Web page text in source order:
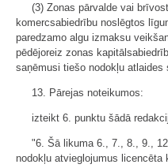
(3) Zonas pārvalde vai
komercsabiedrību noslēgtos
paredzamo algu izmaksu
pēdējoreiz zonas
saņēmusi tiešo nodokļu
13. Pārejas noteikumos:
izteikt 6. punktu šādā
"6. Šā likuma 6., 7., 8., 9.,
nodokļu atvieglojumus licencēta